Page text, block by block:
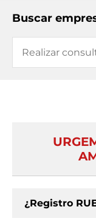
Buscar
¿Registro